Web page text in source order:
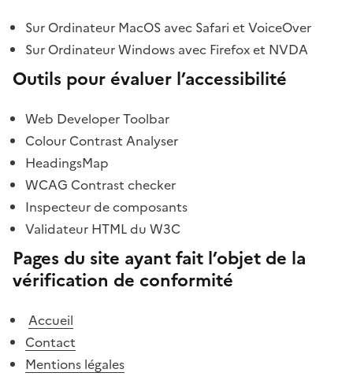
Sur Ordinateur MacOS avec Safari et VoiceOver
Sur Ordinateur Windows avec Firefox et NVDA
Outils pour évaluer l’accessibilité
Web Developer Toolbar
Colour Contrast Analyser
HeadingsMap
WCAG Contrast checker
Inspecteur de composants
Validateur HTML du W3C
Pages du site ayant fait l’objet de la
vérification de conformité
Accueil
Contact
Mentions légales